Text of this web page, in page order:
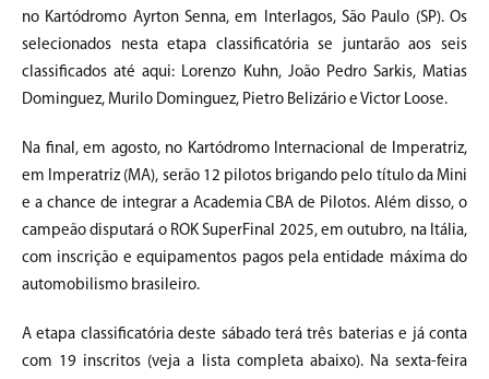
no Kartódromo Ayrton Senna, em Interlagos, São Paulo (SP). Os
selecionados nesta etapa classificatória se juntarão aos seis
classificados até aqui: Lorenzo Kuhn, João Pedro Sarkis, Matias
Dominguez, Murilo Dominguez, Pietro Belizário e Victor Loose.
Na final, em agosto, no Kartódromo Internacional de Imperatriz,
em Imperatriz (MA), serão 12 pilotos brigando pelo título da Mini
e a chance de integrar a Academia CBA de Pilotos. Além disso, o
campeão disputará o ROK SuperFinal 2025, em outubro, na Itália,
com inscrição e equipamentos pagos pela entidade máxima do
automobilismo brasileiro.
A etapa classificatória deste sábado terá três baterias e já conta
com 19 inscritos (veja a lista completa abaixo). Na sexta-feira